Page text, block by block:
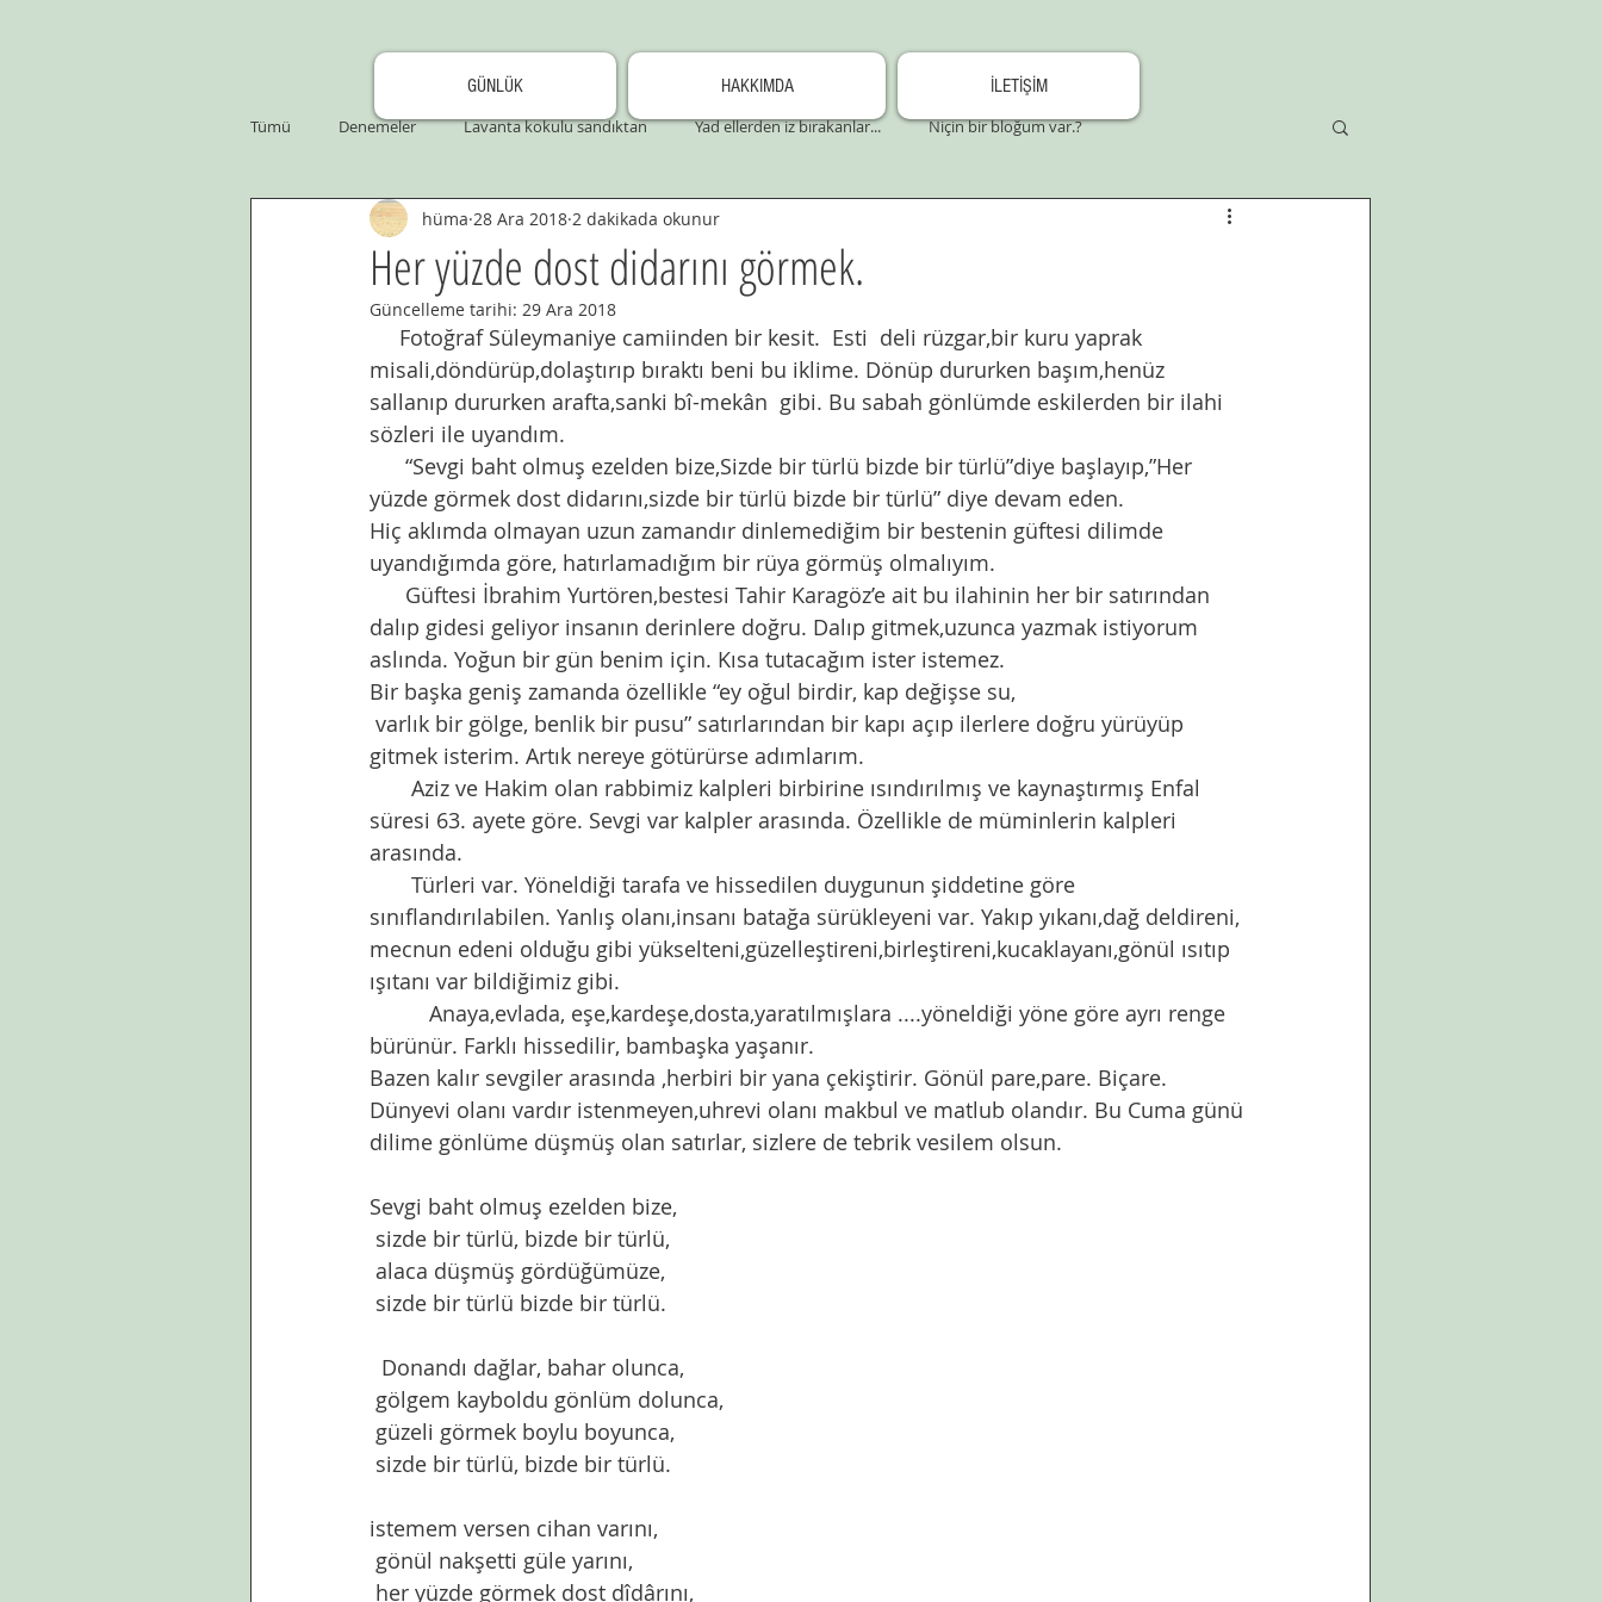
GÜNLÜK HAKKIMDA
İLETİŞİM
Tümü
Denemeler Lavanta kokulu sandıktan Yad ellerden iz bırakanlar... Niçin bir bloğum var.?
Her yüzde dost didarını görmek.
hüma 28 Ara 2018 2 dakikada okunur
Güncelleme tarihi: 29 Ara 2018
misali,döndürüp,dolaştırıp bıraktı beni bu iklime. Dönüp dururken başım,henüz
sallanıp dururken arafta,sanki bî-mekân  gibi. Bu sabah gönlümde eskilerden bir ilahi
sözleri ile uyandım.
yüzde görmek dost didarını,sizde bir türlü bizde bir türlü” diye devam eden.
Hiç aklımda olmayan uzun zamandır dinlemediğim bir bestenin güftesi dilimde
uyandığımda göre, hatırlamadığım bir rüya görmüş olmalıyım.
dalıp gidesi geliyor insanın derinlere doğru. Dalıp gitmek,uzunca yazmak istiyorum
aslında. Yoğun bir gün benim için. Kısa tutacağım ister istemez.
Bir başka geniş zamanda özellikle “ey oğul birdir, kap değişse su,
gitmek isterim. Artık nereye götürürse adımlarım.
süresi 63. ayete göre. Sevgi var kalpler arasında. Özellikle de müminlerin kalpleri
arasında.
sınıflandırılabilen. Yanlış olanı,insanı batağa sürükleyeni var. Yakıp yıkanı,dağ deldireni,
mecnun edeni olduğu gibi yükselteni,güzelleştireni,birleştireni,kucaklayanı,gönül ısıtıp
ışıtanı var bildiğimiz gibi.
bürünür. Farklı hissedilir, bambaşka yaşanır.
Bazen kalır sevgiler arasında ,herbiri bir yana çekiştirir. Gönül pare,pare. Biçare.
Dünyevi olanı vardır istenmeyen,uhrevi olanı makbul ve matlub olandır. Bu Cuma günü
dilime gönlüme düşmüş olan satırlar, sizlere de tebrik vesilem olsun.
Sevgi baht olmuş ezelden bize,
sizde bir türlü, bizde bir türlü,
alaca düşmüş gördüğümüze,
sizde bir türlü bizde bir türlü.
  Donandı dağlar, bahar olunca,
gölgem kayboldu gönlüm dolunca,
güzeli görmek boylu boyunca,
sizde bir türlü, bizde bir türlü.
istemem versen cihan varını,
gönül nakşetti güle yarını,
her yüzde görmek dost dîdârını,